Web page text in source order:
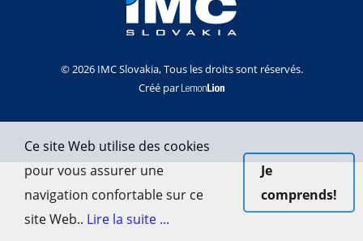
© 2026 IMC Slovakia, Tous les droits sont réservés.
Créé par
Ce site Web utilise des cookies
pour vous assurer une
navigation confortable sur ce
site Web.. Lire la suite ...
Je
comprends!